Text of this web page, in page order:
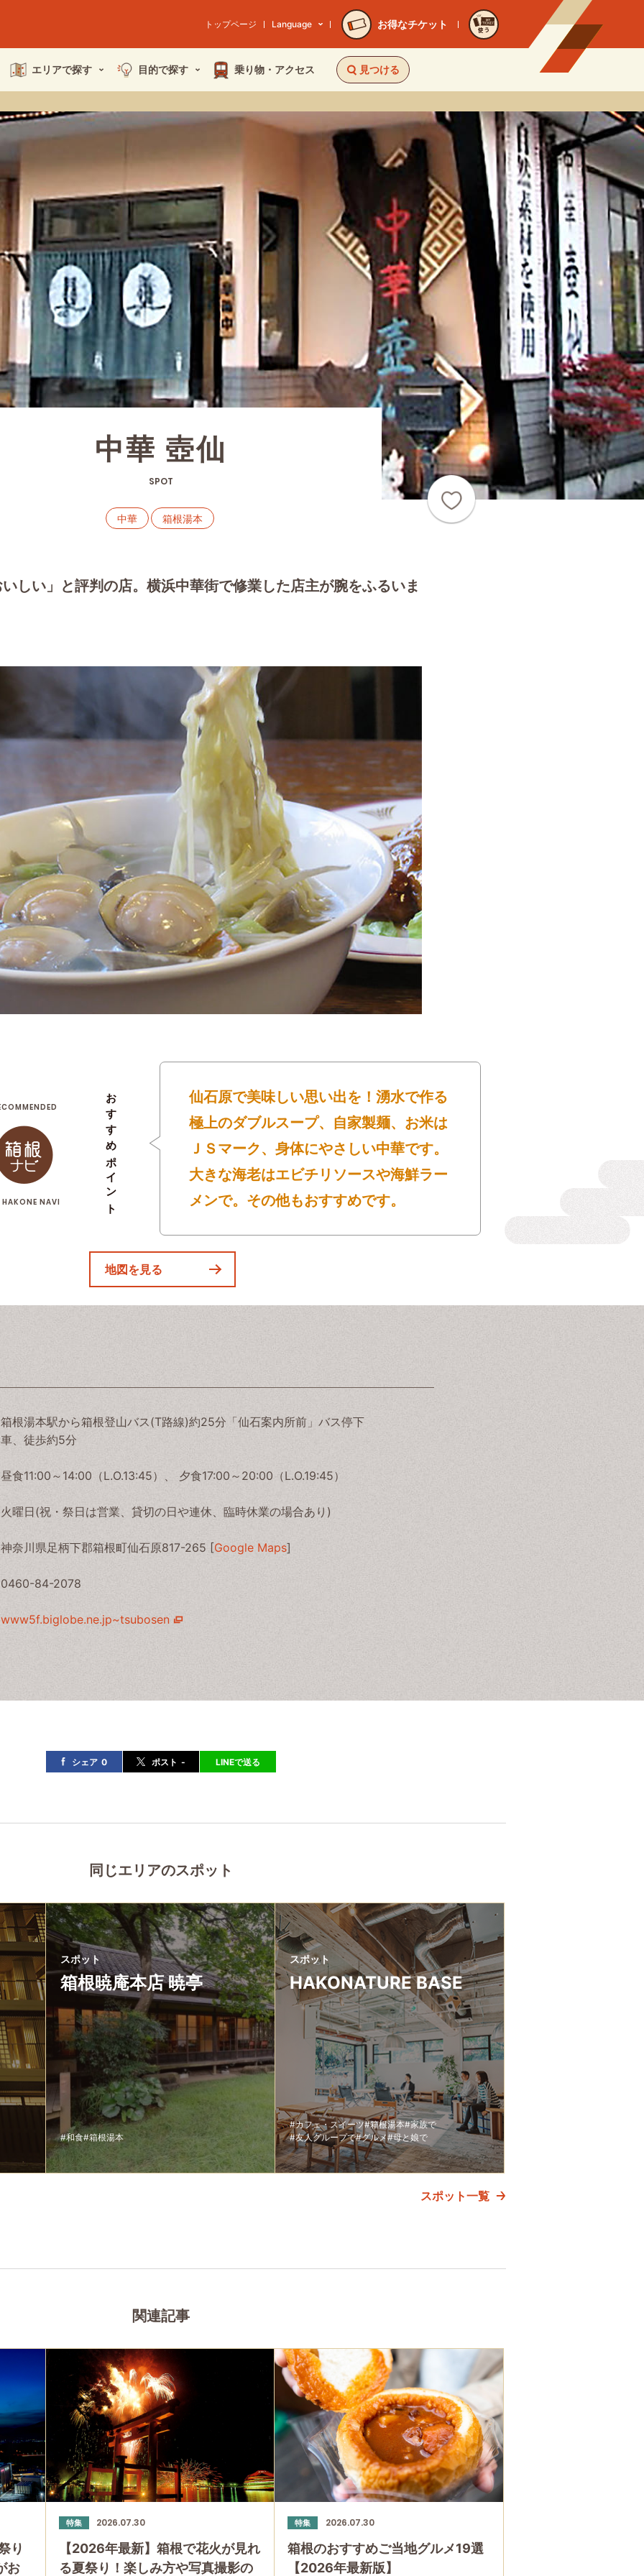
トップページ Language お得なチケット
使う
エリアで探す 目的で探す 乗り物・ アクセス 見つける
中華 壺仙
SPOT
中華 箱根湯本
しい」と評判の店。横浜中華街で修業した店主が腕をふるいま
おすすめポイント
仙石原で美味しい思い出を！湧水で作る
極上のダブルスープ、自家製麺、お米は
ＪＳマーク、身体にやさしい中華です。
大きな海老はエビチリソースや海鮮ラー
メンで。その他もおすすめです。
HAKONE NAVI
地図を見る
箱根湯本駅から箱根登山バス(T路線)約25分「仙石案内所前」バス停下
車、徒歩約5分
昼食11:00～14:00（L.O.13:45）、 夕食17:00～20:00（L.O.19:45）
火曜日(祝・祭日は営業、貸切の日や連休、臨時休業の場合あり)
神奈川県足柄下郡箱根町仙石原817-265 [Google Maps]
0460-84-2078
www5f.biglobe.ne.jp~tsubosen
シェア 0 ポスト - LINEで送る
同じエリアのスポット
スポット
箱根暁庵本店 暁亭
#和食#箱根湯本
スポット
HAKONATURE BASE
#カフェ・スイーツ#箱根湯本#家族で
#友人グループで#グルメ#母と娘で
スポット一覧
関連記事
り
お
特集 2026.07.30
【2026年最新】箱根で花火が見れ
る夏祭り！楽しみ方や写真撮影の
特集 2026.07.30
箱根のおすすめご当地グルメ19選
【2026年最新版】